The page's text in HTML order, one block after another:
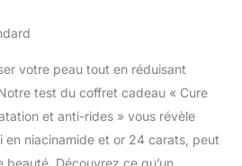
votre peau tout en réduisant
test du coffret cadeau « Cure
et anti-rides » vous révèle
en niacinamide et or 24 carats, peut
Découvrez ce qu’un